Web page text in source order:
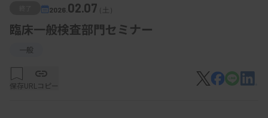
2026. 02.07（土）
臨床一般検査部門セミナー
一般
保存URLコピー